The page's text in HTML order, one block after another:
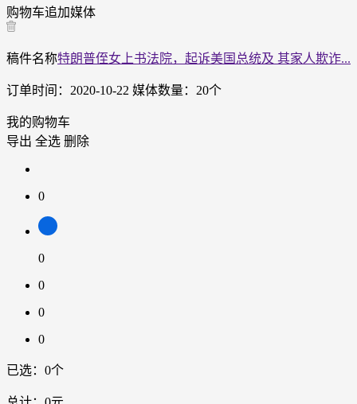
购物车追加媒体
稿件名称特朗普侄女上书法院，起诉美国总统及 其家人欺诈...
订单时间： 2020-10-22 媒体数量： 20个
我的购物车
导出 全选 删除
0
0
0
0
0
已选： 0个